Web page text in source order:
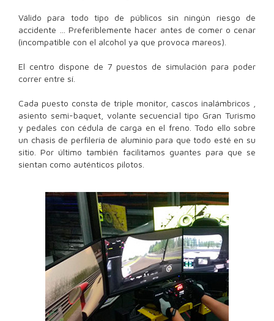
Válido para todo tipo de públicos sin ningún riesgo de
accidente … Preferiblemente hacer antes de comer o cenar
(incompatible con el alcohol ya que provoca mareos).
El centro dispone de 7 puestos de simulación para poder
correr entre sí.
Cada puesto consta de triple monitor, cascos inalámbricos ,
asiento semi-baquet, volante secuencial tipo Gran Turismo
y pedales con cédula de carga en el freno. Todo ello sobre
un chasis de perfilería de aluminio para que todo esté en su
sitio. Por último también facilitamos guantes para que se
sientan como auténticos pilotos.